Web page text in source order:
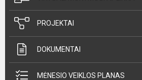
PROJEKTAI
DOKUMENTAI
MĖNESIO VEIKLOS PLANAS